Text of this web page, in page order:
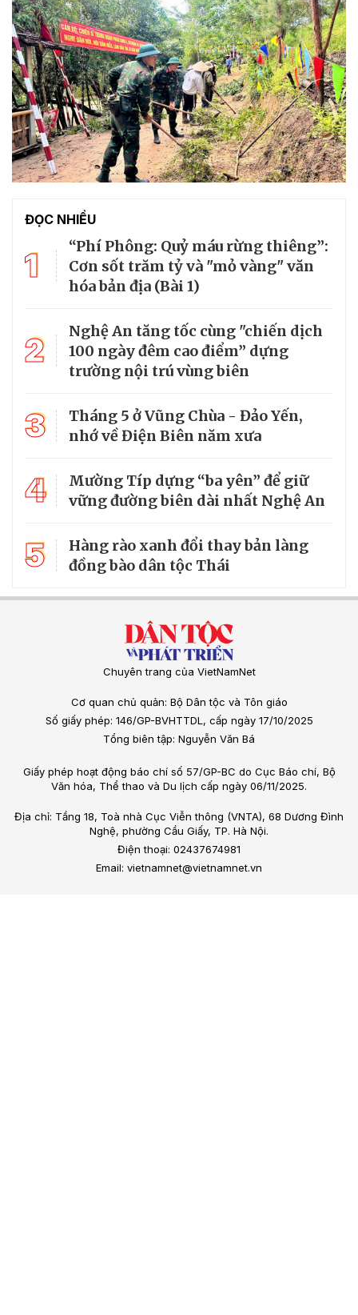
ĐỌC NHIỀU
1
“Phí Phông: Quỷ máu rừng thiêng”:
Cơn sốt trăm tỷ và "mỏ vàng" văn
hóa bản địa (Bài 1)
2
Nghệ An tăng tốc cùng "chiến dịch
100 ngày đêm cao điểm” dựng
trường nội trú vùng biên
3
Tháng 5 ở Vũng Chùa - Đảo Yến,
nhớ về Điện Biên năm xưa
4
Mường Típ dựng “ba yên” để giữ
vững đường biên dài nhất Nghệ An
5
Hàng rào xanh đổi thay bản làng
đồng bào dân tộc Thái
Chuyên trang của VietNamNet
Cơ quan chủ quản: Bộ Dân tộc và Tôn giáo
Số giấy phép: 146/GP-BVHTTDL, cấp ngày 17/10/2025
Tổng biên tập: Nguyễn Văn Bá
Giấy phép hoạt động báo chí số 57/GP-BC do Cục Báo chí, Bộ
Văn hóa, Thể thao và Du lịch cấp ngày 06/11/2025.
Địa chỉ: Tầng 18, Toà nhà Cục Viễn thông (VNTA), 68 Dương Đình
Nghệ, phường Cầu Giấy, TP. Hà Nội.
Điện thoại: 02437674981
Email: vietnamnet@vietnamnet.vn